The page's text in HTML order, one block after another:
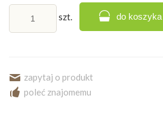
szt. do koszyka
zapytaj o produkt
poleć znajomemu